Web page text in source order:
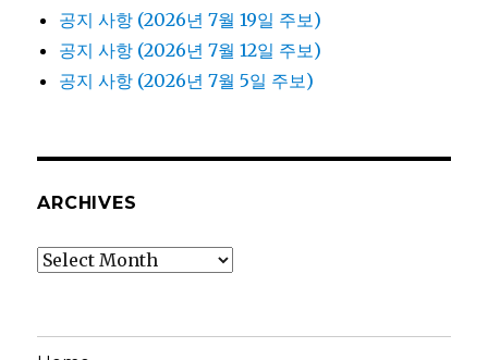
공지 사항 (2026년 7월 19일 주보)
공지 사항 (2026년 7월 12일 주보)
공지 사항 (2026년 7월 5일 주보)
ARCHIVES
Archives